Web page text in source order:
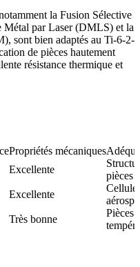
la Fusion Sélective
par Laser (DMLS) et la
sont bien adaptés au Ti-6-2-
de pièces hautement
résistance thermique et
Propriétés mécaniques
Excellente
pièces
Excellente
Très bonne
Pièces